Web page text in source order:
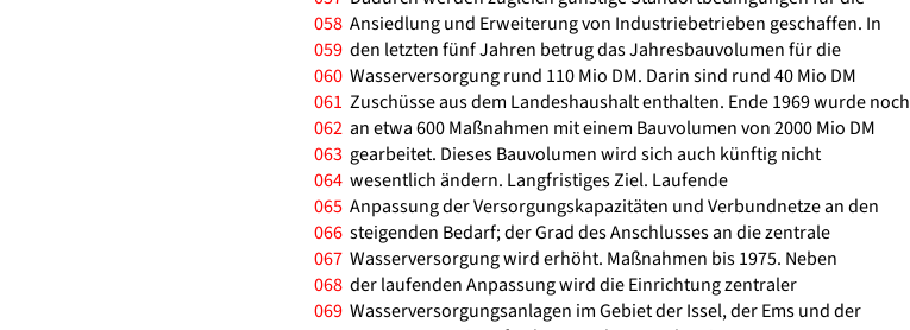
058 Ansiedlung und Erweiterung von Industriebetrieben geschaffen. In
059 den letzten fünf Jahren betrug das Jahresbauvolumen für die
060 Wasserversorgung rund 110 Mio DM. Darin sind rund 40 Mio DM
061 Zuschüsse aus dem Landeshaushalt enthalten. Ende 1969 wurde noch
062 an etwa 600 Maßnahmen mit einem Bauvolumen von 2000 Mio DM
063 gearbeitet. Dieses Bauvolumen wird sich auch künftig nicht
064 wesentlich ändern. Langfristiges Ziel. Laufende
065 Anpassung der Versorgungskapazitäten und Verbundnetze an den
066 steigenden Bedarf; der Grad des Anschlusses an die zentrale
067 Wasserversorgung wird erhöht. Maßnahmen bis 1975. Neben
068 der laufenden Anpassung wird die Einrichtung zentraler
069 Wasserversorgungsanlagen im Gebiet der Issel, der Ems und der